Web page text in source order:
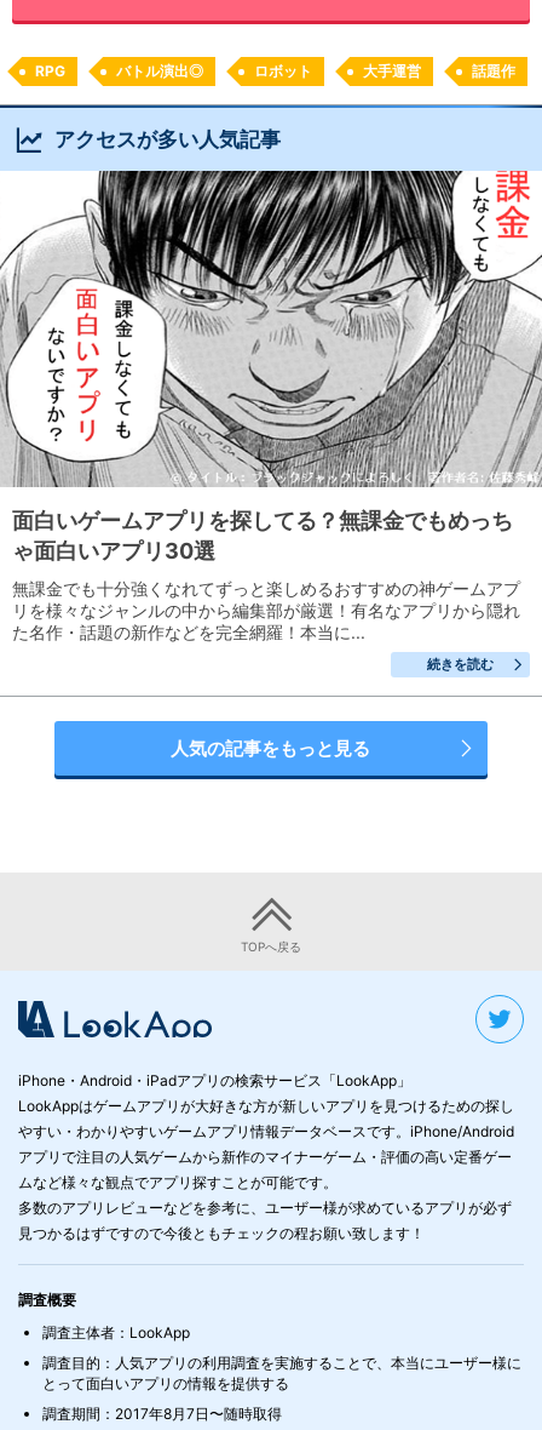
RPG バトル演出◎ ロボット 大手運営 話題作
アクセスが多い人気記事
面白いゲームアプリを探してる？無課金でもめっち
ゃ面白いアプリ30選
無課金でも十分強くなれてずっと楽しめるおすすめの神ゲームアプ
リを様々なジャンルの中から編集部が厳選！有名なアプリから隠れ
た名作・話題の新作などを完全網羅！本当に...
続きを読む
人気の記事をもっと見る
TOPへ戻る
iPhone・Android・iPadアプリの検索サービス「LookApp」
LookAppはゲームアプリが大好きな方が新しいアプリを見つけるための探し
やすい・わかりやすいゲームアプリ情報データベースです。iPhone/Android
アプリで注目の人気ゲームから新作のマイナーゲーム・評価の高い定番ゲー
ムなど様々な観点でアプリ探すことが可能です。
多数のアプリレビューなどを参考に、ユーザー様が求めているアプリが必ず
見つかるはずですので今後ともチェックの程お願い致します！
調査概要
調査主体者：LookApp
調査目的：人気アプリの利用調査を実施することで、本当にユーザー様に
とって面白いアプリの情報を提供する
調査期間：2017年8月7日〜随時取得